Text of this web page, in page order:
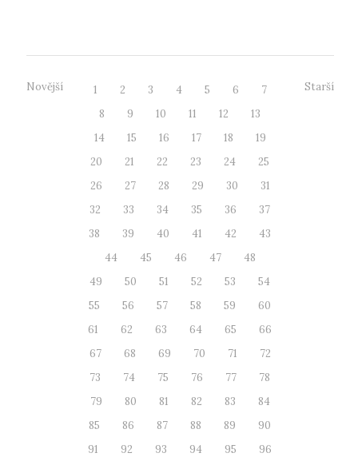
Novější 1 2 3 4 5 6
7
8
9 10 11 12
13
14
15 16 17 18
19
20
21 22 23 24
25
26
27 28 29 30
31
32
33 34 35 36
37
38
39 40 41 42
43
44
45 46 47
48
49
50 51 52 53
54
55
56 57 58 59
60
61
62 63 64 65
66
67
68 69 70 71
72
73
74 75 76 77
78
79
80 81 82 83
84
85
86 87 88 89
90
91
92 93 94 95
96
Starší